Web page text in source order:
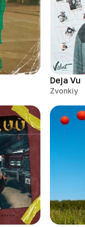
Deja Vu
Zvonkiy